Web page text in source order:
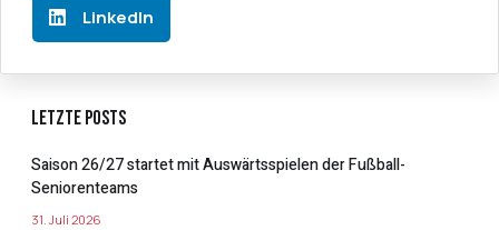
LinkedIn
Letzte Posts
Saison 26/27 startet mit Auswärtsspielen der Fußball-
Seniorenteams
31. Juli 2026